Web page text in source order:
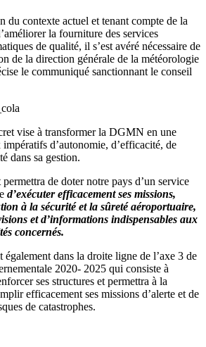
du contexte actuel et tenant compte de la
la fourniture des services
de qualité, il s’est avéré nécessaire de
de la direction générale de la météorologie
le communiqué sanctionnant le conseil
vise à transformer la DGMN en une
d’autonomie, d’efficacité, de
dans sa gestion.
de doter notre pays d’un service
d’exécuter efficacement ses missions,
à la sécurité et la sûreté aéroportuaire,
et d’informations indispensables aux
concernés.
également dans la droite ligne de l’axe 3 de
2020- 2025 qui consiste à
ses structures et permettra à la
efficacement ses missions d’alerte et de
de catastrophes.